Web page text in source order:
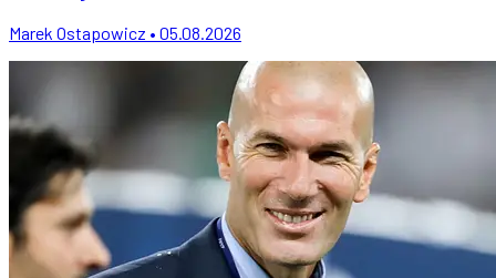
Marek Ostapowicz • 05.08.2026